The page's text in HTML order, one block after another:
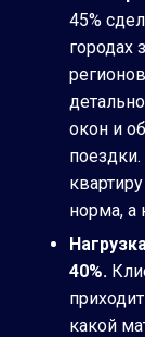
45%
городах
окон и
норма, а
40%.
какой